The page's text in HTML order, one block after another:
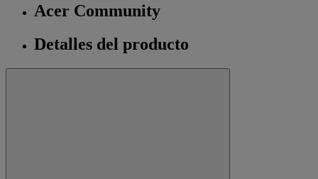
Acer Community
Detalles del producto